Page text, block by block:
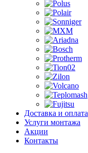
Доставка и оплата
Услуги монтажа
Акции
Контакты